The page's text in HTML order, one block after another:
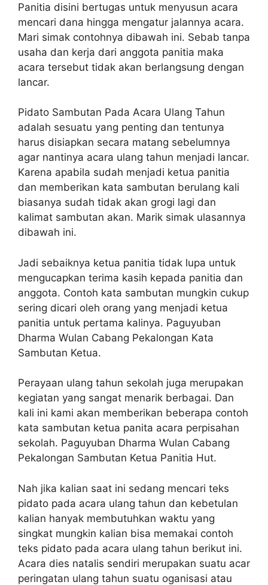
Panitia disini bertugas untuk menyusun acara
mencari dana hingga mengatur jalannya acara.
Mari simak contohnya dibawah ini. Sebab tanpa
usaha dan kerja dari anggota panitia maka
acara tersebut tidak akan berlangsung dengan
lancar.
Pidato Sambutan Pada Acara Ulang Tahun
adalah sesuatu yang penting dan tentunya
harus disiapkan secara matang sebelumnya
agar nantinya acara ulang tahun menjadi lancar.
Karena apabila sudah menjadi ketua panitia
dan memberikan kata sambutan berulang kali
biasanya sudah tidak akan grogi lagi dan
kalimat sambutan akan. Marik simak ulasannya
dibawah ini.
Jadi sebaiknya ketua panitia tidak lupa untuk
mengucapkan terima kasih kepada panitia dan
anggota. Contoh kata sambutan mungkin cukup
sering dicari oleh orang yang menjadi ketua
panitia untuk pertama kalinya. Paguyuban
Dharma Wulan Cabang Pekalongan Kata
Sambutan Ketua.
Perayaan ulang tahun sekolah juga merupakan
kegiatan yang sangat menarik berbagai. Dan
kali ini kami akan memberikan beberapa contoh
kata sambutan ketua panita acara perpisahan
sekolah. Paguyuban Dharma Wulan Cabang
Pekalongan Sambutan Ketua Panitia Hut.
Nah jika kalian saat ini sedang mencari teks
pidato pada acara ulang tahun dan kebetulan
kalian hanyak membutuhkan waktu yang
singkat mungkin kalian bisa memakai contoh
teks pidato pada acara ulang tahun berikut ini.
Acara dies natalis sendiri merupakan suatu acar
peringatan ulang tahun suatu oganisasi atau